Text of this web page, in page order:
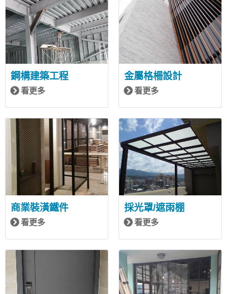
鋼構建築工程
看更多
金屬格柵設計
看更多
商業裝潢鐵件
看更多
採光罩/遮雨棚
看更多